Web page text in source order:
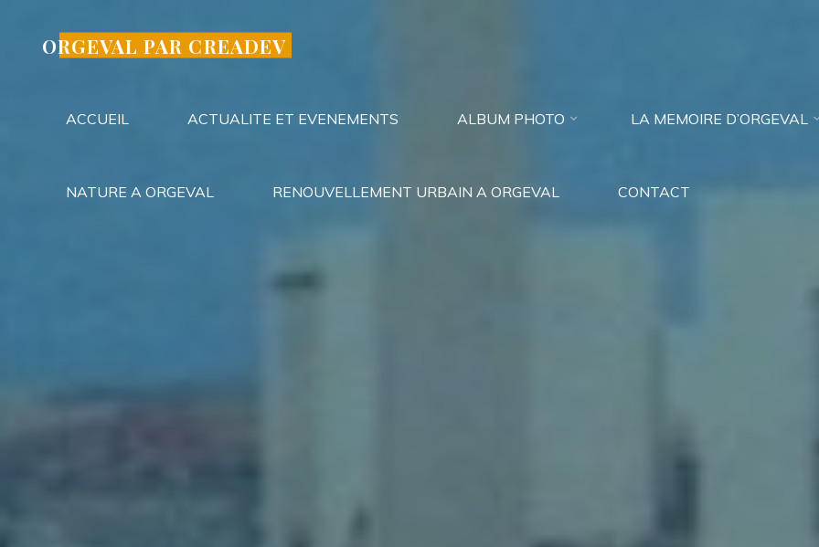
ORGEVAL PAR CREADEV
ACCUEIL ACTUALITE ET EVENEMENTS ALBUM PHOTO LA MEMOIRE D’ORGEVAL
NATURE A ORGEVAL RENOUVELLEMENT URBAIN A ORGEVAL CONTACT